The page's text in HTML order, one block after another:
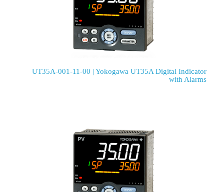
UT35A-001-11-00 | Yokogawa UT35A Digital Indicator
with Alarms